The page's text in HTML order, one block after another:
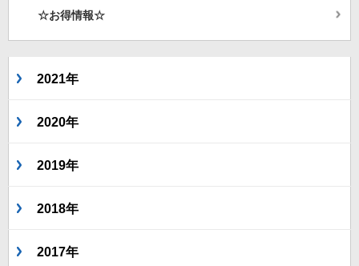
☆お得情報☆
2021年
2020年
2019年
2018年
2017年